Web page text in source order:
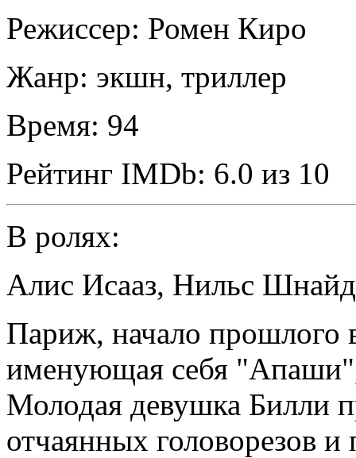
Режиссер: Ромен Киро
Жанр: экшн, триллер
Время: 94
Рейтинг IMDb: 6.0 из 10
В ролях:
Алис Исааз, Нильс
Париж, начало прошлого
именующая себя "Апаши",
Молодая девушка Билли
отчаянных головорезов